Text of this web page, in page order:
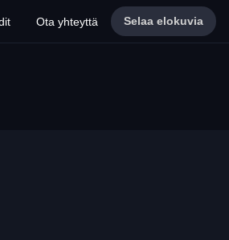
Ota yhteyttä Selaa elokuvia